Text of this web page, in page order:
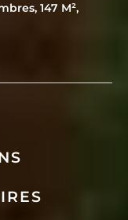
147 M²,